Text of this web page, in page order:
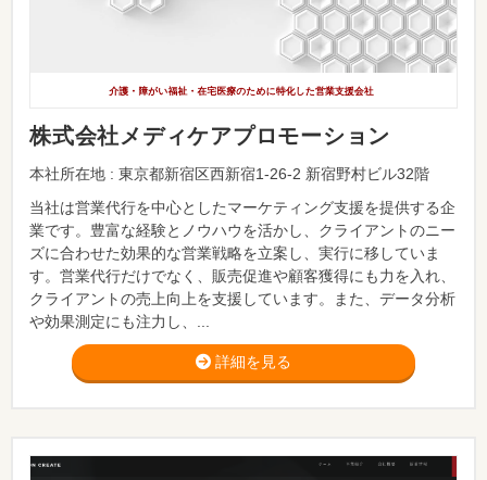
株式会社メディケアプロモーション
本社所在地 : 東京都新宿区西新宿1-26-2 新宿野村ビル32階
当社は営業代行を中心としたマーケティング支援を提供する企
業です。豊富な経験とノウハウを活かし、クライアントのニー
ズに合わせた効果的な営業戦略を立案し、実行に移していま
す。営業代行だけでなく、販売促進や顧客獲得にも力を入れ、
クライアントの売上向上を支援しています。また、データ分析
や効果測定にも注力し、...
詳細を見る